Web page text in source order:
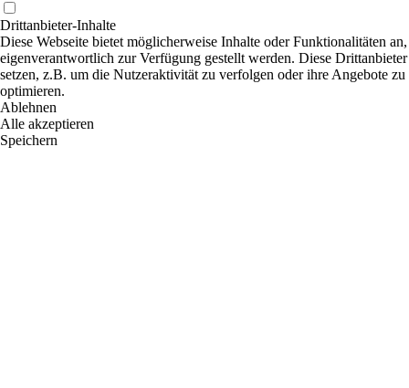
Drittanbieter-Inhalte
Diese Webseite bietet möglicherweise Inhalte oder Funktionalitäten
eigenverantwortlich zur Verfügung gestellt werden. Diese
setzen, z.B. um die Nutzeraktivität zu verfolgen oder ihre Angebote zu
optimieren.
Ablehnen
Alle akzeptieren
Speichern